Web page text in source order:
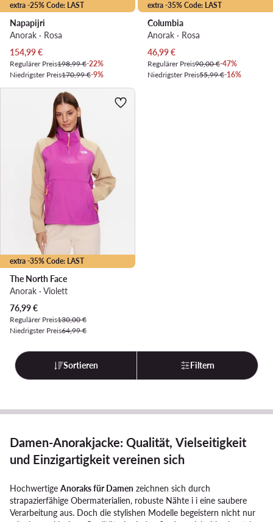
extra -25% Code: LAST
Napapijri
Anorak · Rosa
Aktueller Preis
154,99€
Regulärer Preis198,99 €-22%
Niedrigster Preis170,99 €-9%
extra -35% Code: LAST
Columbia
Anorak · Rosa
Aktueller Preis
46,99€
Regulärer Preis90,00 €-47%
Niedrigster Preis55,99 €-16%
extra -35% Code: LAST
The North Face
Anorak · Violett
Aktueller Preis
76,99€
Regulärer Preis130,00 €
Niedrigster Preis64,99 €
Sortieren Filtern
Damen-Anorakjacke: Qualität, Vielseitigkeit
und Einzigartigkeit vereinen sich
Hochwertige Anoraks für Damen zeichnen sich durch
strapazierfähige Obermaterialien, robuste Nähte i i eine saubere
Verarbeitung aus. Doch die stylishen Modelle begeistern nicht nur